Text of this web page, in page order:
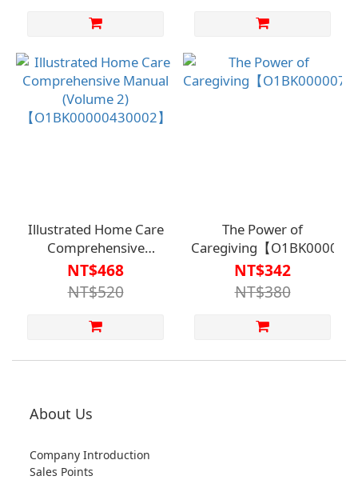
Illustrated Home Care
Comprehensive
Manual (Volume 2)
【O1BK00000430002】
NT$468
NT$520
The Power of
Caregiving【
NT$342
NT$380
About Us
Company Introduction
Sales Points